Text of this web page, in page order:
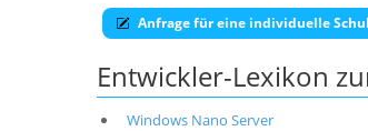
Anfrage für eine individuelle
Entwickler-Lexikon
Windows Nano Server